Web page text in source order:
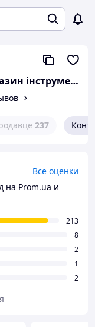
AutoDom інтернет-магазин інструменту та обладнання
237
Все оценки
на Prom.ua и
213
8
2
1
2